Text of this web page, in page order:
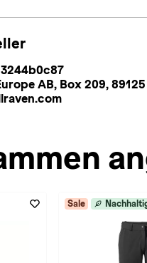
AB, Box 209,
Sale